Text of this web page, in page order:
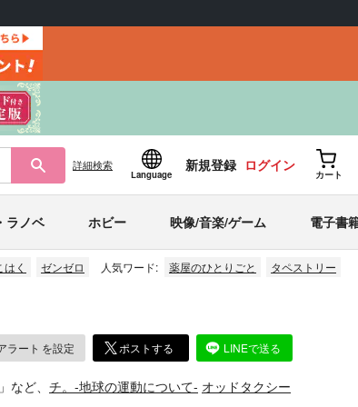
詳細検索
Language
新規登録 ログイン
カート
ラノベ ホビー 映像/音楽/ゲーム 電子書
く ゼンゼロ 人気ワード: 薬屋のひとりごと タペストリー
ラート を設定 ポストする LINEで送る
」など、 チ。-地球の運動について- オッドタクシー